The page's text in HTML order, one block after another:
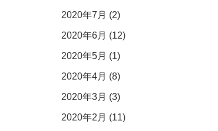
2020年7月 (2)
2020年6月 (12)
2020年5月 (1)
2020年4月 (8)
2020年3月 (3)
2020年2月 (11)